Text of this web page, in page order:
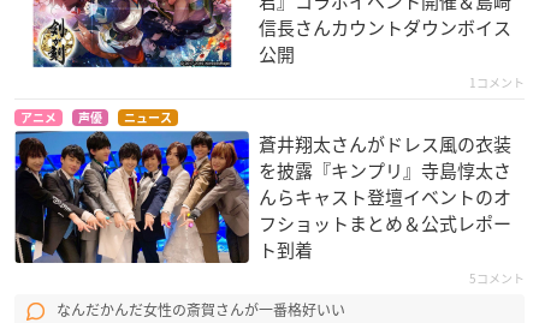
信長さんカウントダウンボイス
公開
1コメント
アニメ 声優 ニュース
蒼井翔太さんがドレス風の衣装
を披露『キンプリ』寺島惇太さ
んらキャスト登壇イベントのオ
フショットまとめ＆公式レポー
ト到着
5コメント
なんだかんだ女性の斎賀さんが一番格好いい